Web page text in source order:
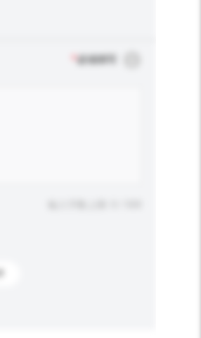
必须填写